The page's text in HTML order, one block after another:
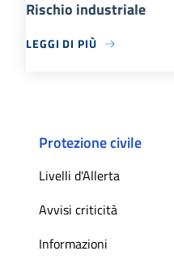
Rischio industriale
LEGGI DI PIÙ
Protezione civile
Livelli d'Allerta
Avvisi criticità
Informazioni